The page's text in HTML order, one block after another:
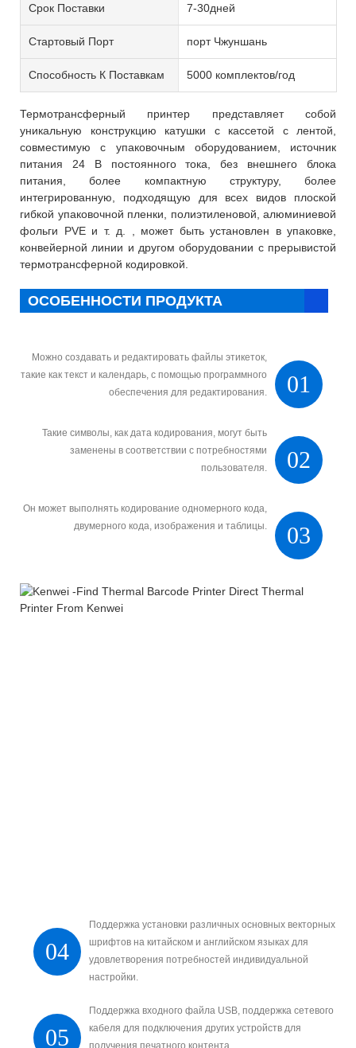
Срок Поставки 7-30дней
Стартовый Порт порт Чжуншань
Способность К Поставкам 5000 комплектов/год
Термотрансферный принтер представляет собой
уникальную конструкцию катушки с кассетой с лентой,
совместимую с упаковочным оборудованием, источник
питания 24 В постоянного тока, без внешнего блока
питания, более компактную структуру, более
интегрированную, подходящую для всех видов плоской
гибкой упаковочной пленки, полиэтиленовой, алюминиевой
фольги PVE и т. д. , может быть установлен в упаковке,
конвейерной линии и другом оборудовании с прерывистой
термотрансферной кодировкой.
ОСОБЕННОСТИ ПРОДУКТА
01
Можно создавать и редактировать файлы этикеток,
такие как текст и календарь, с помощью программного
обеспечения для редактирования.
02
Такие символы, как дата кодирования, могут быть
заменены в соответствии с потребностями
пользователя.
03
Он может выполнять кодирование одномерного кода,
двумерного кода, изображения и таблицы.
04
Поддержка установки различных основных векторных
шрифтов на китайском и английском языках для
удовлетворения потребностей индивидуальной
настройки.
05
Поддержка входного файла USB, поддержка сетевого
кабеля для подключения других устройств для
получения печатного контента.